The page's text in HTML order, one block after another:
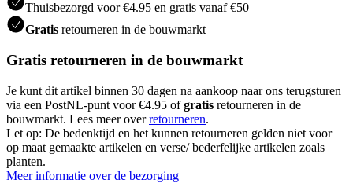
Thuisbezorgd voor €4.95 en gratis vanaf €50
Gratis retourneren in de bouwmarkt
Gratis retourneren in de bouwmarkt
Je kunt dit artikel binnen 30 dagen na aankoop naar ons terugsturen
via een PostNL-punt voor €4.95 ofgratis retourneren in de
bouwmarkt. Lees meer overretourneren.
Let op: De bedenktijd en het kunnen retourneren gelden niet voor
op maat gemaakte artikelen en verse/ bederfelijke artikelen zoals
planten.
Meer informatie over de bezorging